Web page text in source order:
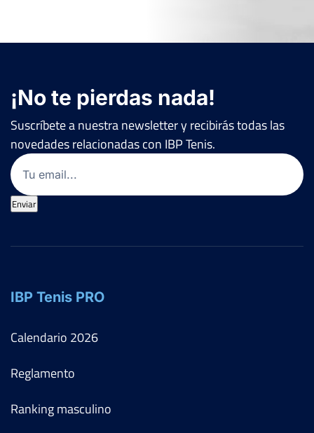
¡No te pierdas nada!
Suscríbete a nuestra newsletter y recibirás todas las
novedades relacionadas con IBP Tenis.
Email
Enviar
IBP Tenis PRO
Calendario 2026
Reglamento
Ranking masculino